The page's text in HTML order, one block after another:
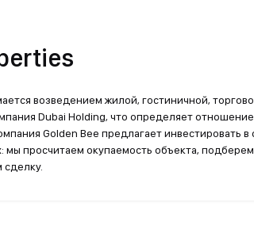
возведением жилой, гостиничной,
Dubai Holding, что определяет
Golden Bee предлагает инвестировать
мы просчитаем окупаемость объекта,